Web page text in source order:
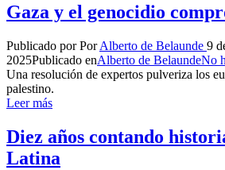
Gaza y el genocidio
Publicado por PorAlberto de Belaunde 9
2025Publicado enAlberto de BelaundeNo
Una resolución de expertos pulveriza los
palestino.
Leer más
Diez años contando
Latina